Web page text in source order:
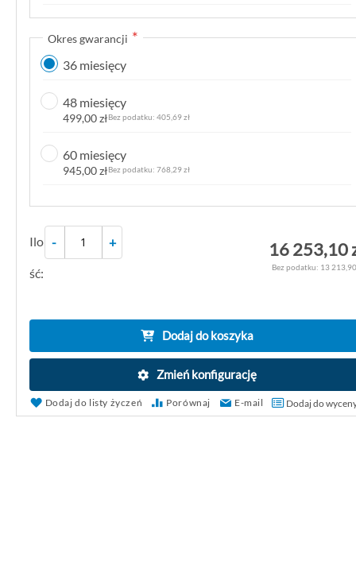
Okres gwarancji
36 miesięcy
48 miesięcy
499,00 zł 405,69 zł
60 miesięcy
945,00 zł 768,29 zł
Ilo
ść:
- + 16 253,10
13
Dodaj do koszyka
Zmień konfigurację
Dodaj do listy życzeń Porównaj E-mail Dodaj do